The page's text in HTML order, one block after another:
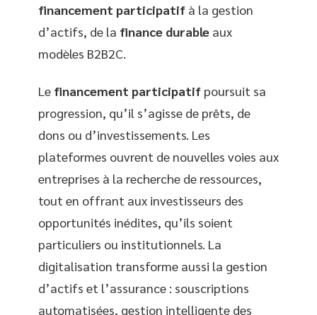
financement participatif à la gestion
d’actifs, de la finance durable aux
modèles B2B2C.
Le financement participatif poursuit sa
progression, qu’il s’agisse de prêts, de
dons ou d’investissements. Les
plateformes ouvrent de nouvelles voies aux
entreprises à la recherche de ressources,
tout en offrant aux investisseurs des
opportunités inédites, qu’ils soient
particuliers ou institutionnels. La
digitalisation transforme aussi la gestion
d’actifs et l’assurance : souscriptions
automatisées, gestion intelligente des